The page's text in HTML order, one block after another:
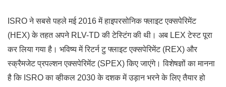
ISRO ने सबसे पहले मई 2016 में हाइपरसोनिक फ्लाइट एक्सपेरिमेंट
(HEX) के तहत अपने RLV-TD की टेस्टिंग की थी। अब LEX टेस्ट पूरा
कर लिया गया है। भविष्य में रिटर्न टु फ्लाइट एक्सपेरिमेंट (REX) और
स्क्रैमजेट प्रपल्शन एक्सपेरिमेंट (SPEX) किए जाएंगे। विशेषज्ञों का मानना
है कि ISRO का व्हीकल 2030 के दशक में उड़ान भरने के लिए तैयार हो